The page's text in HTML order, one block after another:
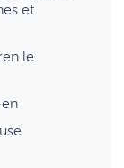
et
le